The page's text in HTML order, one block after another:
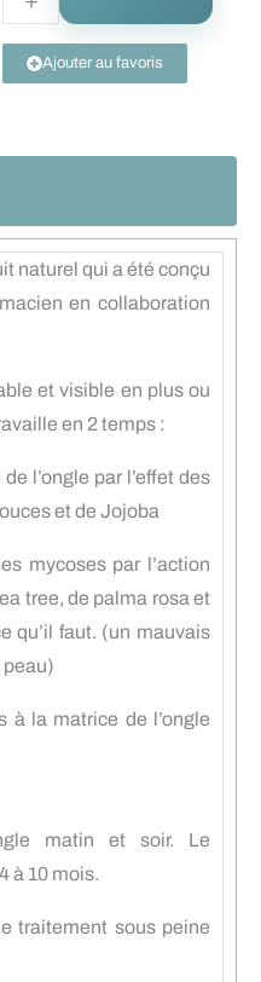
Ajouter au favoris
naturel qui a été conçu
en collaboration
et visible en plus ou
en 2 temps :
l’ongle par l’effet des
et de Jojoba
mycoses par l’action
tree, de palma rosa et
qu’il faut. (un mauvais
peau)
à la matrice de l’ongle
matin et soir. Le
à 10 mois.
traitement sous peine